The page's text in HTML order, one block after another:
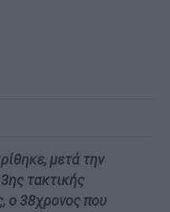
μετά την
τακτικής
ο 38χρονος που